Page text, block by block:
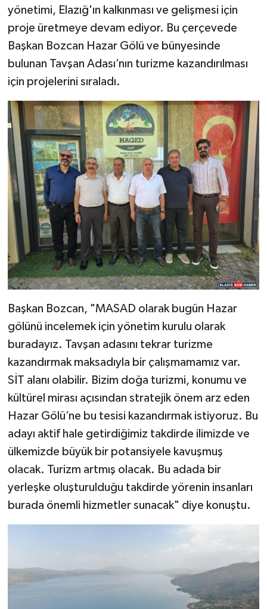
yönetimi, Elazığ'ın kalkınması ve gelişmesi için
proje üretmeye devam ediyor. Bu çerçevede
Başkan Bozcan Hazar Gölü ve bünyesinde
bulunan Tavşan Adası’nın turizme kazandırılması
için projelerini sıraladı.
Başkan Bozcan, "MASAD olarak bugün Hazar
gölünü incelemek için yönetim kurulu olarak
buradayız. Tavşan adasını tekrar turizme
kazandırmak maksadıyla bir çalışmamamız var.
SİT alanı olabilir. Bizim doğa turizmi, konumu ve
kültürel mirası açısından stratejik önem arz eden
Hazar Gölü’ne bu tesisi kazandırmak istiyoruz. Bu
adayı aktif hale getirdiğimiz takdirde ilimizde ve
ülkemizde büyük bir potansiyele kavuşmuş
olacak. Turizm artmış olacak. Bu adada bir
yerleşke oluşturulduğu takdirde yörenin insanları
burada önemli hizmetler sunacak" diye konuştu.
SAĞLIK
SPOR
TEKNOLOJİ
YAŞAM